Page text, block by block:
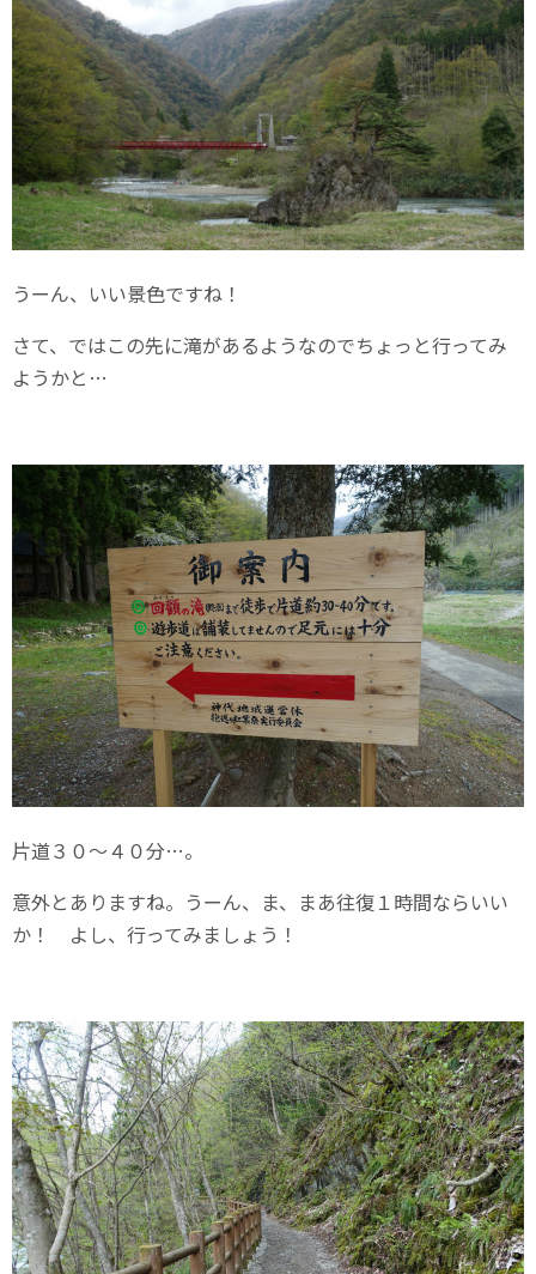
うーん、いい景色ですね！
さて、ではこの先に滝があるようなのでちょっと行ってみ
ようかと…
片道３０～４０分…。
意外とありますね。うーん、ま、まあ往復１時間ならいい
か！ よし、行ってみましょう！